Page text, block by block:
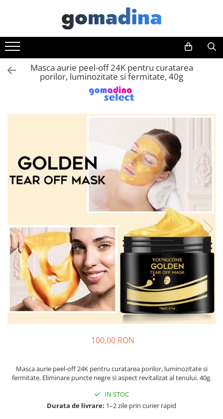
Toate Produsele
Gadgeturi smart
Trackere GPS
Inele smart
Ingrijire personala
Cosmetice & Produse ingrijire
personala
Produse albire si curatare dinti
Fashion
Accesorii pentru cap si par
Accesorii vestimentare
Bratari
Ceasuri
Cercei
Seturi de bijuterii
PC, Periferice & Accesorii IT
Masca aurie peel-off 24K pentru curatarea
porilor, luminozitate si fermitate, 40g
100,00 RON
Masca aurie peel-off 24K pentru curatarea porilor, luminozitate si
fermitate. Eliminare puncte negre si aspect revitalizat al tenului. 40g.
IN STOC
Durata de livrare: 1–2 zile prin curier rapid